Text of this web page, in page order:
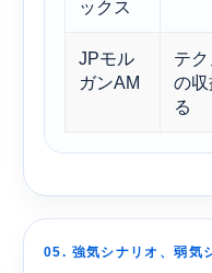
ックス
JPモル
ガンAM
テ
の
る
05. 強気シナリオ、弱気